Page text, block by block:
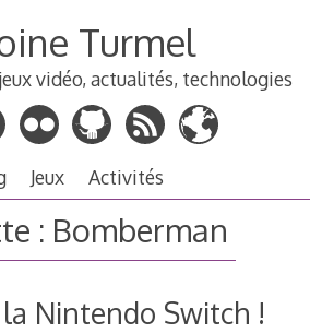
Turmel
vidéo, actualités, technologies
Jeux Activités
: Bomberman
la Nintendo Switch !